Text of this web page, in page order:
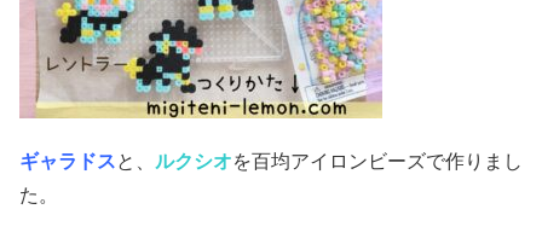
ギャラドスと、 ルクシオを百均アイロンビーズで作りまし
た。